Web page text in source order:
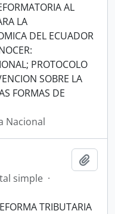
AL
LA
DEL ECUADOR
PROTOCOLO
SOBRE LA
FORMAS DE
Nacional
simple ·
TRIBUTARIA